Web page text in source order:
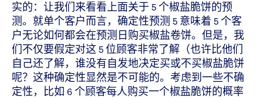
实的：让我们来看看上面关于 5 个椒盐脆饼的预
测。就单个客户而言，确定性预测 5 意味着 5 个客
户无论如何都会在预测日购买椒盐卷饼。但是，我
们不仅要假定对这 5 位顾客非常了解（也许比他们
自己还了解，谁没有自发地决定买或不买椒盐脆饼
呢？这种确定性显然是不可能的。考虑到一些不确
定性，比如 6 个顾客每人购买一个椒盐脆饼的概率